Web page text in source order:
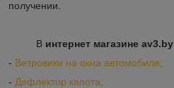
получении.
В интернет магазине av3.by
- Ветровики на окна автомобиля;
- Дефлектор капота;